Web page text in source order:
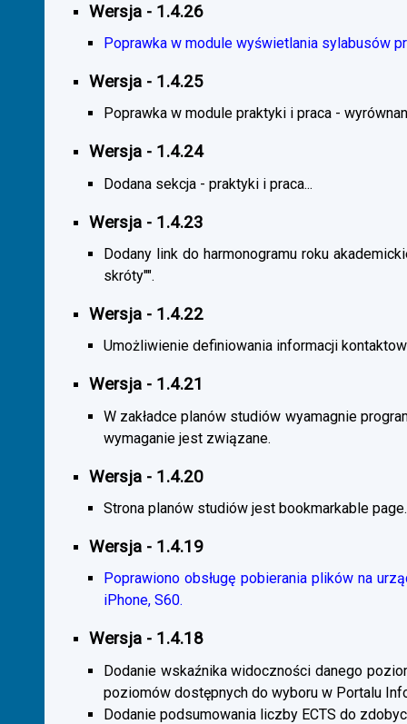
Wersja - 1.4.26
Poprawka w module wyświetlania sylabusów
Wersja - 1.4.25
Poprawka w module praktyki i praca -
Wersja - 1.4.24
Dodana sekcja - praktyki i praca...
Wersja - 1.4.23
Dodany link do harmonogramu roku
skróty"".
Wersja - 1.4.22
Umożliwienie definiowania informacji
Wersja - 1.4.21
W zakładce planów studiów wyamagnie
wymaganie jest związane.
Wersja - 1.4.20
Strona planów studiów jest bookmarkable page.
Wersja - 1.4.19
Poprawiono obsługę pobierania plików na
iPhone, S60.
Wersja - 1.4.18
Dodanie wskaźnika widoczności danego
poziomów dostępnych do wyboru w Portalu
Dodanie podsumowania liczby ECTS do